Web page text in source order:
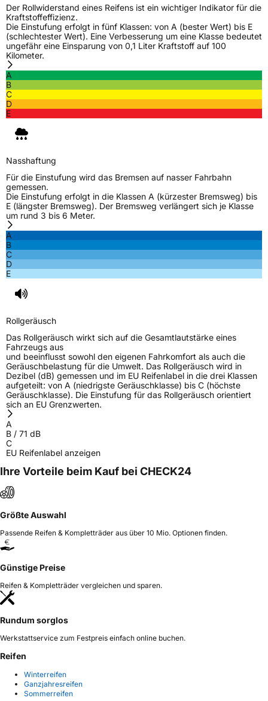
FahrzeugartPKW & SUV
Weitere Eigenschaften
Schlauchtyp
EU Label
NasshaftungC
Rollgeräusch (Klasse)B
Rollgeräusch (dB)71
Allgemeine Produktsicherheit (GPSR)
HerstellerkontaktMid West Tyres Limited, Raheen Roundabout
Raheen Limerick lreland,
raheen@midwesttyres.ie
Der Rollwiderstand eines Reifens ist ein wichtiger Indikator für die
Kraftstoffeffizienz.
Die Einstufung erfolgt in fünf Klassen: von A (bester Wert) bis E
(schlechtester Wert). Eine Verbesserung um eine Klasse bedeutet
ungefähr eine Einsparung von 0,1 Liter Kraftstoff auf 100
Kilometer.
A
B
C
D
E
Nasshaftung
Für die Einstufung wird das Bremsen auf nasser Fahrbahn
gemessen.
Die Einstufung erfolgt in die Klassen A (kürzester Bremsweg) bis
E (längster Bremsweg). Der Bremsweg verlängert sich je Klasse
um rund 3 bis 6 Meter.
A
B
C
D
E
Rollgeräusch
Das Rollgeräusch wirkt sich auf die Gesamtlautstärke eines
Fahrzeugs aus
und beeinflusst sowohl den eigenen Fahrkomfort als auch die
Geräuschbelastung für die Umwelt. Das Rollgeräusch wird in
Dezibel (dB) gemessen und im EU Reifenlabel in die drei Klassen
aufgeteilt: von A (niedrigste Geräuschklasse) bis C (höchste
Geräuschklasse). Die Einstufung für das Rollgeräusch orientiert
sich an EU Grenzwerten.
A
B / 71 dB
C
EU Reifenlabel anzeigen
Ihre Vorteile beim Kauf bei CHECK24
Größte Auswahl
Passende Reifen & Kompletträder aus über 10 Mio. Optionen finden.
Günstige Preise
Reifen & Kompletträder vergleichen und sparen.
Rundum sorglos
Werkstattservice zum Festpreis einfach online buchen.
Reifen
Winterreifen
Ganzjahresreifen
Sommerreifen